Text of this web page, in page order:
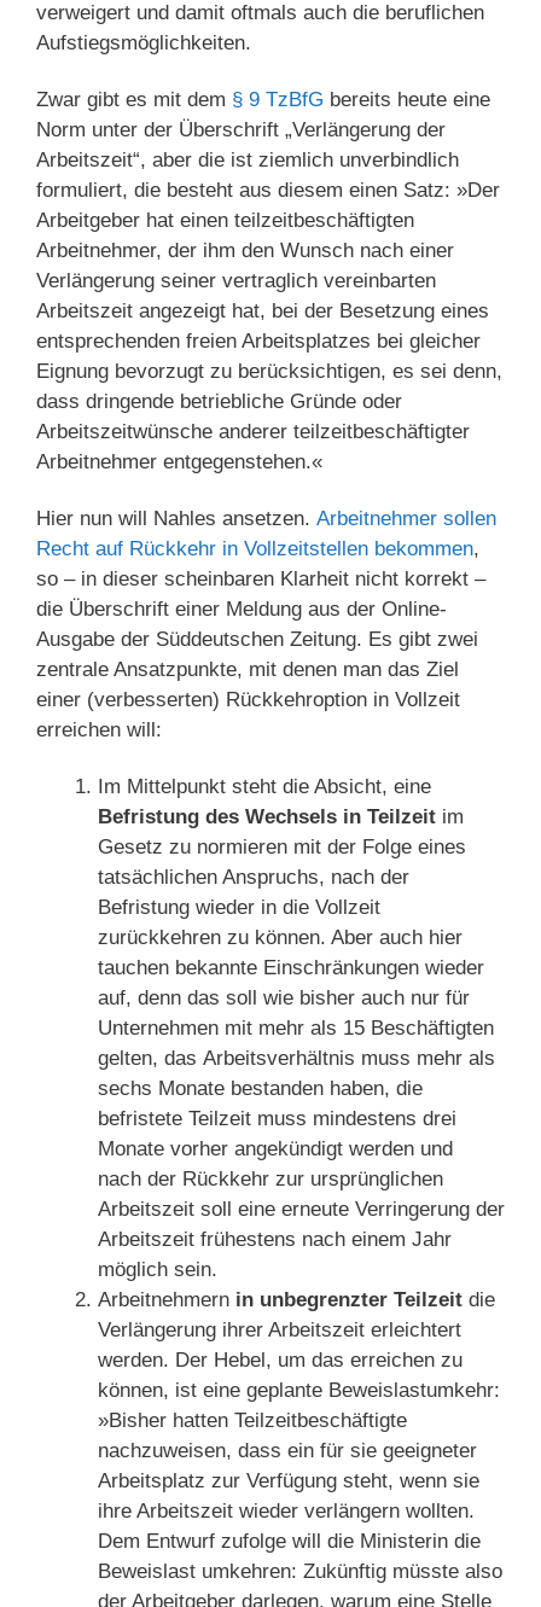
verweigert und damit oftmals auch die beruflichen
Aufstiegsmöglichkeiten.
Zwar gibt es mit dem § 9 TzBfG bereits heute eine
Norm unter der Überschrift „Verlängerung der
Arbeitszeit“, aber die ist ziemlich unverbindlich
formuliert, die besteht aus diesem einen Satz: »Der
Arbeitgeber hat einen teilzeitbeschäftigten
Arbeitnehmer, der ihm den Wunsch nach einer
Verlängerung seiner vertraglich vereinbarten
Arbeitszeit angezeigt hat, bei der Besetzung eines
entsprechenden freien Arbeitsplatzes bei gleicher
Eignung bevorzugt zu berücksichtigen, es sei denn,
dass dringende betriebliche Gründe oder
Arbeitszeitwünsche anderer teilzeitbeschäftigter
Arbeitnehmer entgegenstehen.«
Hier nun will Nahles ansetzen. Arbeitnehmer sollen
Recht auf Rückkehr in Vollzeitstellen bekommen,
so – in dieser scheinbaren Klarheit nicht korrekt –
die Überschrift einer Meldung aus der Online-
Ausgabe der Süddeutschen Zeitung. Es gibt zwei
zentrale Ansatzpunkte, mit denen man das Ziel
einer (verbesserten) Rückkehroption in Vollzeit
erreichen will:
Im Mittelpunkt steht die Absicht, eine
Befristung des Wechsels in Teilzeit im
Gesetz zu normieren mit der Folge eines
tatsächlichen Anspruchs, nach der
Befristung wieder in die Vollzeit
zurückkehren zu können. Aber auch hier
tauchen bekannte Einschränkungen wieder
auf, denn das soll wie bisher auch nur für
Unternehmen mit mehr als 15 Beschäftigten
gelten, das Arbeitsverhältnis muss mehr als
sechs Monate bestanden haben, die
befristete Teilzeit muss mindestens drei
Monate vorher angekündigt werden und
nach der Rückkehr zur ursprünglichen
Arbeitszeit soll eine erneute Verringerung der
Arbeitszeit frühestens nach einem Jahr
möglich sein.
Arbeitnehmern in unbegrenzter Teilzeit die
Verlängerung ihrer Arbeitszeit erleichtert
werden. Der Hebel, um das erreichen zu
können, ist eine geplante Beweislastumkehr:
»Bisher hatten Teilzeitbeschäftigte
nachzuweisen, dass ein für sie geeigneter
Arbeitsplatz zur Verfügung steht, wenn sie
ihre Arbeitszeit wieder verlängern wollten.
Dem Entwurf zufolge will die Ministerin die
Beweislast umkehren: Zukünftig müsste also
der Arbeitgeber darlegen, warum eine Stelle